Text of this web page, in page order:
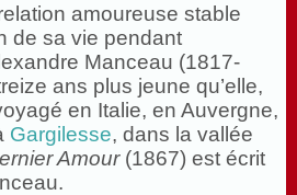
amoureuse stable
de sa vie pendant
Manceau (1817-
ans plus jeune qu’elle,
en Italie, en Auvergne,
Gargilesse, dans la vallée
Amour(1867) est écrit